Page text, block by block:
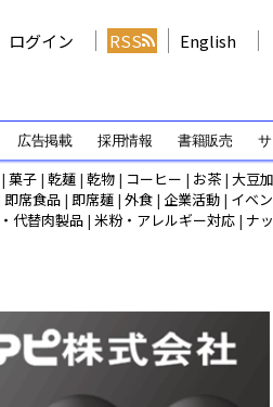
ログイン RSS English
広告掲載 採用情報 書籍販売
| 菓子 | 乾麺 | 乾物 | コーヒー | お茶 | 大豆
即席食品 | 即席麺 | 外食 | 企業活動 | イベ
代替肉製品 | 米粉・アレルギー対応 | ナ